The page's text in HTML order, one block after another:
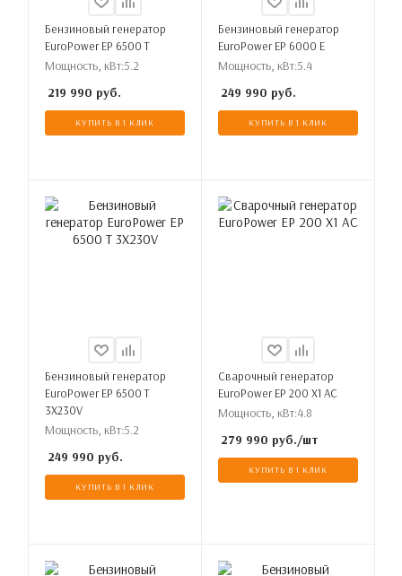
Бензиновый генератор
EuroPower EP 6500 T
Мощность, кВт:5.2
219 990 руб.
КУПИТЬ В 1 КЛИК
Бензиновый генератор
EuroPower EP 6000 E
Мощность, кВт:5.4
249 990 руб.
КУПИТЬ В 1 КЛИК
Бензиновый генератор
EuroPower EP 6500 T
3X230V
Мощность, кВт:5.2
249 990 руб.
КУПИТЬ В 1 КЛИК
Сварочный генератор
EuroPower EP 200 X1 AC
Мощность, кВт:4.8
279 990 руб./шт
КУПИТЬ В 1 КЛИК